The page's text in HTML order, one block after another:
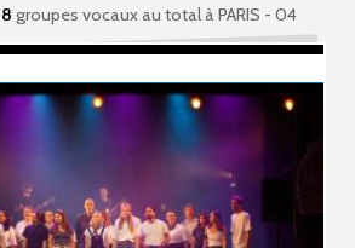
8 groupes vocaux au totalà PARIS - 04